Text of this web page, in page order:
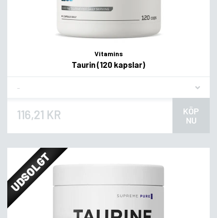
Vitamins
Taurin (120 kapslar)
116,21 KR
KÖP
NU
UDSOLGT